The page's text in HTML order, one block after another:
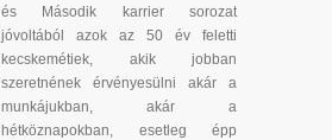
és Második karrier sorozat
jóvoltából azok az 50 év feletti
kecskemétiek, akik jobban
szeretnének érvényesülni akár a
munkájukban, akár a
hétköznapokban, esetleg épp